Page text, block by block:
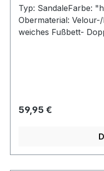
Typ: SandaleFarbe:
Obermaterial:
weiches Fußbett-
Regulärer Preis:
59,95 €